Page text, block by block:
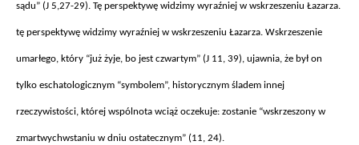
sądu” (J 5,27-29). Tę perspektywę widzimy wyraźniej w wskrzeszeniu Łazarza.
tę perspektywę widzimy wyraźniej w wskrzeszeniu Łazarza. Wskrzeszenie
umarłego, który “już żyje, bo jest czwartym” (J 11, 39), ujawnia, że był on
tylko eschatologicznym “symbolem”, historycznym śladem innej
rzeczywistości, której wspólnota wciąż oczekuje: zostanie “wskrzeszony w
zmartwychwstaniu w dniu ostatecznym” (11, 24).